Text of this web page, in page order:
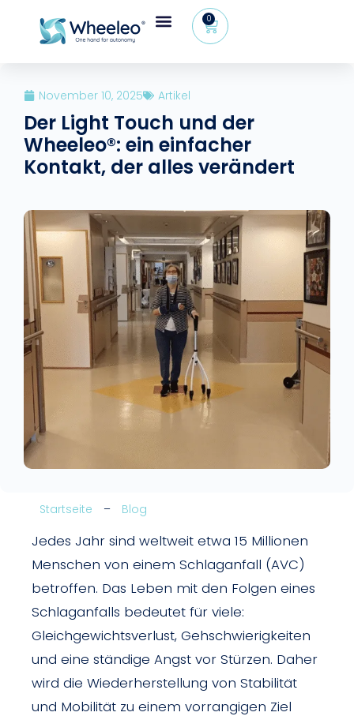
0
November 10, 2025 Artikel
Der Light Touch und der
Wheeleo®: ein einfacher
Kontakt, der alles verändert
Startseite – Blog
Jedes Jahr sind weltweit etwa 15 Millionen
Menschen von einem Schlaganfall (AVC)
betroffen. Das Leben mit den Folgen eines
Schlaganfalls bedeutet für viele:
Gleichgewichtsverlust, Gehschwierigkeiten
und eine ständige Angst vor Stürzen. Daher
wird die Wiederherstellung von Stabilität
und Mobilität zu einem vorrangigen Ziel